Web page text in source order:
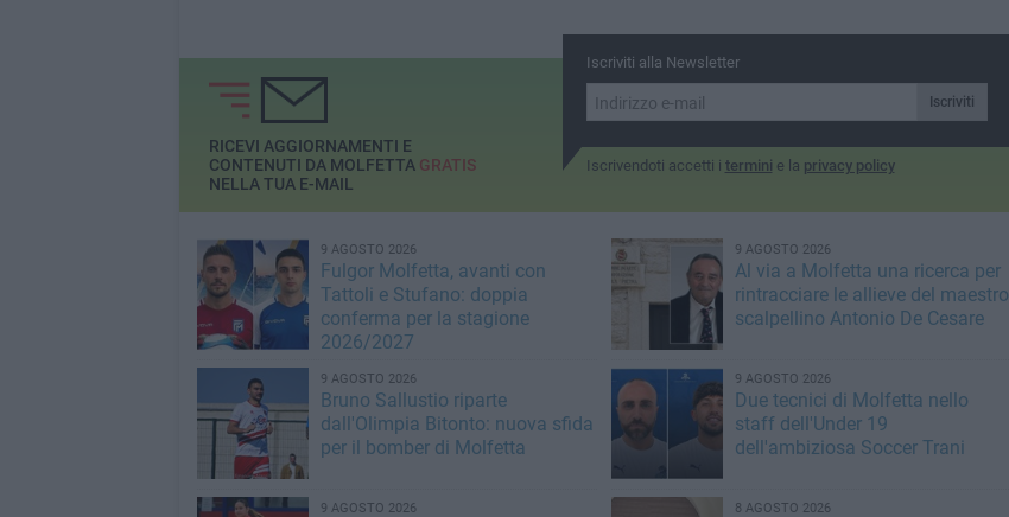
Iscriviti alla Newsletter
Iscriviti
Iscrivendoti accetti i termini e la privacy policy
RICEVI AGGIORNAMENTI E
CONTENUTI DA MOLFETTA GRATIS
NELLA TUA E-MAIL
9 AGOSTO 2026
Fulgor Molfetta, avanti con
Tattoli e Stufano: doppia
conferma per la stagione
2026/2027
9 AGOSTO 2026
Al via a Molfetta una ricerca per
rintracciare le allieve del maestro
scalpellino Antonio De Cesare
9 AGOSTO 2026
Bruno Sallustio riparte
dall'Olimpia Bitonto: nuova sfida
per il bomber di Molfetta
9 AGOSTO 2026
Due tecnici di Molfetta nello
staff dell'Under 19
dell'ambiziosa Soccer Trani
9 AGOSTO 2026 8 AGOSTO 2026